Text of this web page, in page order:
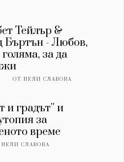
Тейлър &
Бъртън - Любов,
за да
ОТНЕЛИ СЛАВОВА
и градът'' и
за
време
НЕЛИ СЛАВОВА